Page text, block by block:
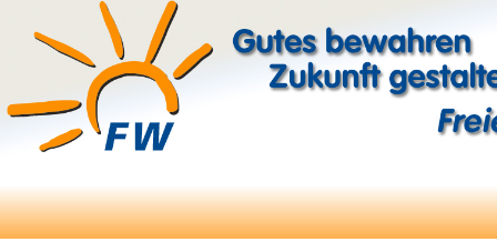
Freie Wähler Greven e.V.
Suchen
ZUM